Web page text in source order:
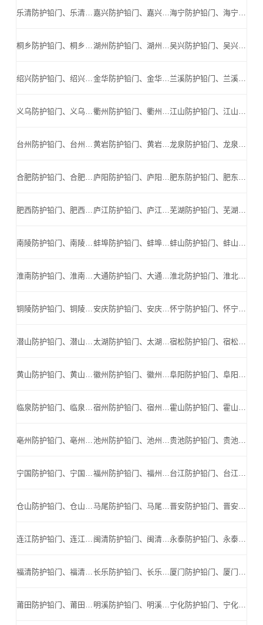
乐清防护铅门、乐清防辐射铅门、乐清医用铅门、乐清手术室铅门、乐清工业探伤铅门_乐清手术室铅门公司 嘉兴防护铅门、嘉兴防辐射铅门、嘉兴医用铅门、嘉兴手术室铅门、嘉兴工业探伤铅门_嘉兴手术室铅门公司 海宁防护铅门、海宁防辐射铅门、海宁医用铅门、海宁手术室铅门、海宁工业探伤铅门_海宁手术室铅门公司
桐乡防护铅门、桐乡防辐射铅门、桐乡医用铅门、桐乡手术室铅门、桐乡工业探伤铅门_桐乡手术室铅门公司 湖州防护铅门、湖州防辐射铅门、湖州医用铅门、湖州手术室铅门、湖州工业探伤铅门_湖州手术室铅门公司 吴兴防护铅门、吴兴防辐射铅门、吴兴医用铅门、吴兴手术室铅门、吴兴工业探伤铅门_吴兴手术室铅门公司
绍兴防护铅门、绍兴防辐射铅门、绍兴医用铅门、绍兴手术室铅门、绍兴工业探伤铅门_绍兴手术室铅门公司 金华防护铅门、金华防辐射铅门、金华医用铅门、金华手术室铅门、金华工业探伤铅门_金华手术室铅门公司 兰溪防护铅门、兰溪防辐射铅门、兰溪医用铅门、兰溪手术室铅门、兰溪工业探伤铅门_兰溪手术室铅门公司
义乌防护铅门、义乌防辐射铅门、义乌医用铅门、义乌手术室铅门、义乌工业探伤铅门_义乌手术室铅门公司 衢州防护铅门、衢州防辐射铅门、衢州医用铅门、衢州手术室铅门、衢州工业探伤铅门_衢州手术室铅门公司 江山防护铅门、江山防辐射铅门、江山医用铅门、江山手术室铅门、江山工业探伤铅门_江山手术室铅门公司
台州防护铅门、台州防辐射铅门、台州医用铅门、台州手术室铅门、台州工业探伤铅门_台州手术室铅门公司 黄岩防护铅门、黄岩防辐射铅门、黄岩医用铅门、黄岩手术室铅门、黄岩工业探伤铅门_黄岩手术室铅门公司 龙泉防护铅门、龙泉防辐射铅门、龙泉医用铅门、龙泉手术室铅门、龙泉工业探伤铅门_龙泉手术室铅门公司
合肥防护铅门、合肥防辐射铅门、合肥医用铅门、合肥手术室铅门、合肥工业探伤铅门_合肥手术室铅门公司 庐阳防护铅门、庐阳防辐射铅门、庐阳医用铅门、庐阳手术室铅门、庐阳工业探伤铅门_庐阳手术室铅门公司 肥东防护铅门、肥东防辐射铅门、肥东医用铅门、肥东手术室铅门、肥东工业探伤铅门_肥东手术室铅门公司
肥西防护铅门、肥西防辐射铅门、肥西医用铅门、肥西手术室铅门、肥西工业探伤铅门_肥西手术室铅门公司 庐江防护铅门、庐江防辐射铅门、庐江医用铅门、庐江手术室铅门、庐江工业探伤铅门_庐江手术室铅门公司 芜湖防护铅门、芜湖防辐射铅门、芜湖医用铅门、芜湖手术室铅门、芜湖工业探伤铅门_芜湖手术室铅门公司
南陵防护铅门、南陵防辐射铅门、南陵医用铅门、南陵手术室铅门、南陵工业探伤铅门_南陵手术室铅门公司 蚌埠防护铅门、蚌埠防辐射铅门、蚌埠医用铅门、蚌埠手术室铅门、蚌埠工业探伤铅门_蚌埠手术室铅门公司 蚌山防护铅门、蚌山防辐射铅门、蚌山医用铅门、蚌山手术室铅门、蚌山工业探伤铅门_蚌山手术室铅门公司
淮南防护铅门、淮南防辐射铅门、淮南医用铅门、淮南手术室铅门、淮南工业探伤铅门_淮南手术室铅门公司 大通防护铅门、大通防辐射铅门、大通医用铅门、大通手术室铅门、大通工业探伤铅门_大通手术室铅门公司 淮北防护铅门、淮北防辐射铅门、淮北医用铅门、淮北手术室铅门、淮北工业探伤铅门_淮北手术室铅门公司
铜陵防护铅门、铜陵防辐射铅门、铜陵医用铅门、铜陵手术室铅门、铜陵工业探伤铅门_铜陵手术室铅门公司 安庆防护铅门、安庆防辐射铅门、安庆医用铅门、安庆手术室铅门、安庆工业探伤铅门_安庆手术室铅门公司 怀宁防护铅门、怀宁防辐射铅门、怀宁医用铅门、怀宁手术室铅门、怀宁工业探伤铅门_怀宁手术室铅门公司
潜山防护铅门、潜山防辐射铅门、潜山医用铅门、潜山手术室铅门、潜山工业探伤铅门_潜山手术室铅门公司 太湖防护铅门、太湖防辐射铅门、太湖医用铅门、太湖手术室铅门、太湖工业探伤铅门_太湖手术室铅门公司 宿松防护铅门、宿松防辐射铅门、宿松医用铅门、宿松手术室铅门、宿松工业探伤铅门_宿松手术室铅门公司
黄山防护铅门、黄山防辐射铅门、黄山医用铅门、黄山手术室铅门、黄山工业探伤铅门_黄山手术室铅门公司 徽州防护铅门、徽州防辐射铅门、徽州医用铅门、徽州手术室铅门、徽州工业探伤铅门_徽州手术室铅门公司 阜阳防护铅门、阜阳防辐射铅门、阜阳医用铅门、阜阳手术室铅门、阜阳工业探伤铅门_阜阳手术室铅门公司
临泉防护铅门、临泉防辐射铅门、临泉医用铅门、临泉手术室铅门、临泉工业探伤铅门_临泉手术室铅门公司 宿州防护铅门、宿州防辐射铅门、宿州医用铅门、宿州手术室铅门、宿州工业探伤铅门_宿州手术室铅门公司 霍山防护铅门、霍山防辐射铅门、霍山医用铅门、霍山手术室铅门、霍山工业探伤铅门_霍山手术室铅门公司
亳州防护铅门、亳州防辐射铅门、亳州医用铅门、亳州手术室铅门、亳州工业探伤铅门_亳州手术室铅门公司 池州防护铅门、池州防辐射铅门、池州医用铅门、池州手术室铅门、池州工业探伤铅门_池州手术室铅门公司 贵池防护铅门、贵池防辐射铅门、贵池医用铅门、贵池手术室铅门、贵池工业探伤铅门_贵池手术室铅门公司
宁国防护铅门、宁国防辐射铅门、宁国医用铅门、宁国手术室铅门、宁国工业探伤铅门_宁国手术室铅门公司 福州防护铅门、福州防辐射铅门、福州医用铅门、福州手术室铅门、福州工业探伤铅门_福州手术室铅门公司 台江防护铅门、台江防辐射铅门、台江医用铅门、台江手术室铅门、台江工业探伤铅门_台江手术室铅门公司
仓山防护铅门、仓山防辐射铅门、仓山医用铅门、仓山手术室铅门、仓山工业探伤铅门_仓山手术室铅门公司 马尾防护铅门、马尾防辐射铅门、马尾医用铅门、马尾手术室铅门、马尾工业探伤铅门_马尾手术室铅门公司 晋安防护铅门、晋安防辐射铅门、晋安医用铅门、晋安手术室铅门、晋安工业探伤铅门_晋安手术室铅门公司
连江防护铅门、连江防辐射铅门、连江医用铅门、连江手术室铅门、连江工业探伤铅门_连江手术室铅门公司 闽清防护铅门、闽清防辐射铅门、闽清医用铅门、闽清手术室铅门、闽清工业探伤铅门_闽清手术室铅门公司 永泰防护铅门、永泰防辐射铅门、永泰医用铅门、永泰手术室铅门、永泰工业探伤铅门_永泰手术室铅门公司
福清防护铅门、福清防辐射铅门、福清医用铅门、福清手术室铅门、福清工业探伤铅门_福清手术室铅门公司 长乐防护铅门、长乐防辐射铅门、长乐医用铅门、长乐手术室铅门、长乐工业探伤铅门_长乐手术室铅门公司 厦门防护铅门、厦门防辐射铅门、厦门医用铅门、厦门手术室铅门、厦门工业探伤铅门_厦门手术室铅门公司
莆田防护铅门、莆田防辐射铅门、莆田医用铅门、莆田手术室铅门、莆田工业探伤铅门_莆田手术室铅门公司 明溪防护铅门、明溪防辐射铅门、明溪医用铅门、明溪手术室铅门、明溪工业探伤铅门_明溪手术室铅门公司 宁化防护铅门、宁化防辐射铅门、宁化医用铅门、宁化手术室铅门、宁化工业探伤铅门_宁化手术室铅门公司